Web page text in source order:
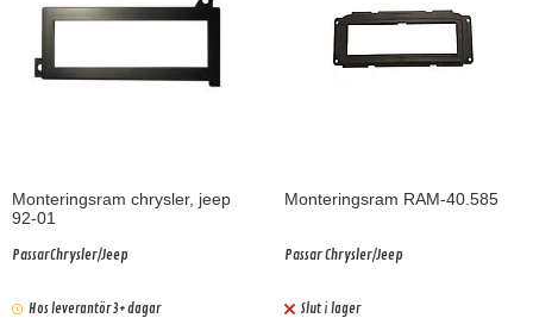
Monteringsram chrysler, jeep
92-01
PassarChrysler/Jeep
Hos leverantör 3+ dagar
Monteringsram RAM-40.585
Passar Chrysler/Jeep
Slut i lager